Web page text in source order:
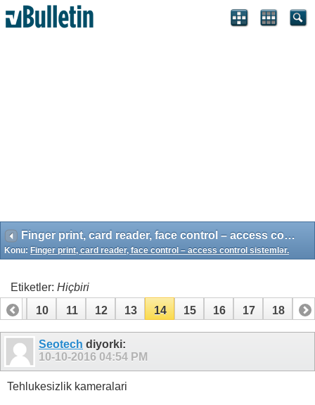
Finger print, card reader, face control – access control sistemlər.
Konu: Finger print, card reader, face control – access control sistemlər.
Etiketler: Hiçbiri
9
10 11 12 13 14 15 16 17 18
Seotech diyorki:
10-10-2016 04:54 PM
Tehlukesizlik kameralari
Search Engine Optimization by vBSEO 3.6.1 ©2011, Crawlability,